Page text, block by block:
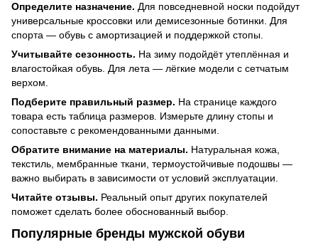
Определите назначение. Для повседневной носки подойдут
универсальные кроссовки или демисезонные ботинки. Для
спорта — обувь с амортизацией и поддержкой стопы.
Учитывайте сезонность. На зиму подойдёт утеплённая и
влагостойкая обувь. Для лета — лёгкие модели с сетчатым
верхом.
Подберите правильный размер. На странице каждого
товара есть таблица размеров. Измерьте длину стопы и
сопоставьте с рекомендованными данными.
Обратите внимание на материалы. Натуральная кожа,
текстиль, мембранные ткани, термоустойчивые подошвы —
важно выбирать в зависимости от условий эксплуатации.
Читайте отзывы. Реальный опыт других покупателей
поможет сделать более обоснованный выбор.
Популярные бренды мужской обуви